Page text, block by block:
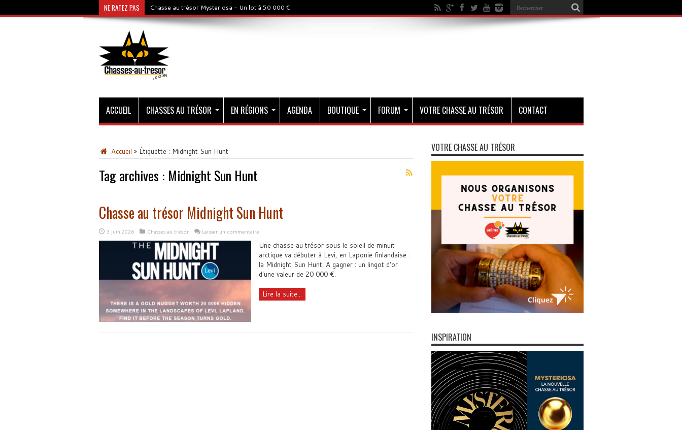
NE RATEZ PAS Chasse au trésor Mysteriosa - Un lot à 50 000 €
ACCUEIL CHASSES AU TRÉSOR EN RÉGIONS AGENDA BOUTIQUE FORUM VOTRE CHASSE AU TRÉSOR CONTACT
Accueil » Étiquette : Midnight Sun Hunt
Tag archives : Midnight Sun Hunt
Chasse au trésor Midnight Sun Hunt
3 juin 2026 Chasses au trésor Laisser un commentaire
Une chasse au trésor sous le soleil de minuit
arctique va débuter à Levi, en Laponie finlandaise :
la Midnight Sun Hunt. A gagner : un lingot d'or
d'une valeur de 20 000 €.
Lire la suite...
VOTRE CHASSE AU TRÉSOR
INSPIRATION